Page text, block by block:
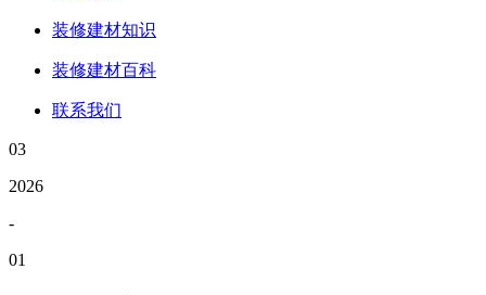
装修建材知识
装修建材百科
联系我们
03
2026
-
01